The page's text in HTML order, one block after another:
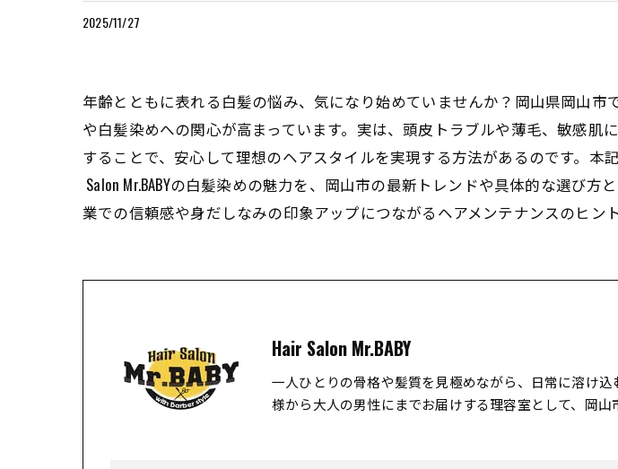
2025/11/27
年齢とともに表れる白髪の悩み、気になり始めていませんか？岡山県岡山
や白髪染めへの関心が高まっています。実は、頭皮トラブルや薄毛、敏感
することで、安心して理想のヘアスタイルを実現する方法があるのです。
Salon Mr.BABYの白髪染めの魅力を、岡山市の最新トレンドや具体的な選び
業での信頼感や身だしなみの印象アップにつながるヘアメンテナンスのヒント
Hair Salon Mr.BABY
一人ひとりの骨格や髪質を見極めながら、日常に溶け
様から大人の男性にまでお届けする理容室として、岡山